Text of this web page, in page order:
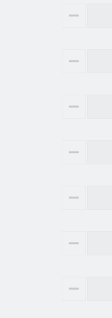
MINUS
MINUS
MINUS
MINUS
MINUS
MINUS
MINUS